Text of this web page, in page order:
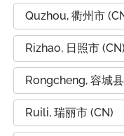
Quzhou, 衢州市
Rizhao, 日照市 (CN)
Rongcheng, 容城
Ruili, 瑞丽市 (CN)